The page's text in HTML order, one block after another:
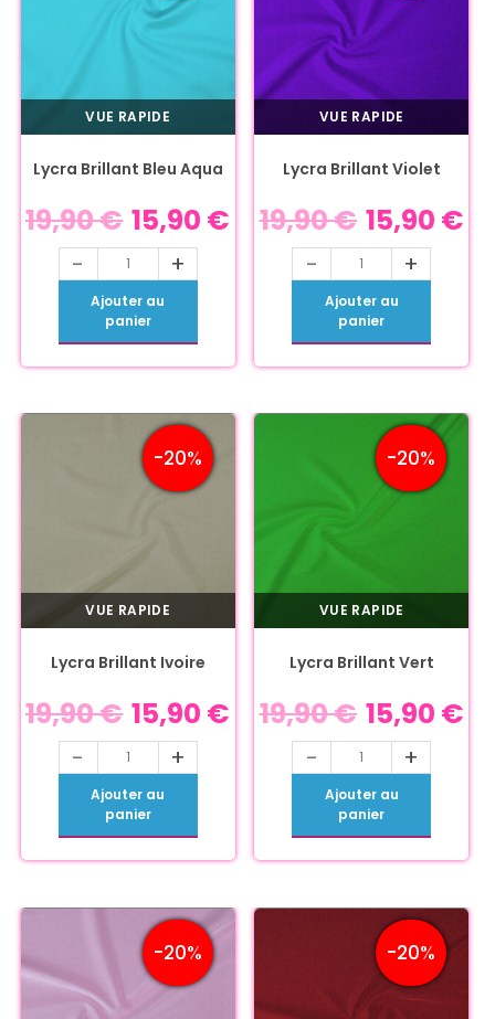
VUE RAPIDE
Lycra Brillant Bleu Aqua
19,90€ 15,90 €
- +
Ajouter au
panier
VUE RAPIDE
Lycra Brillant Violet
19,90€ 15,90 €
- +
Ajouter au
panier
-20%
VUE RAPIDE
Lycra Brillant Ivoire
19,90€ 15,90 €
- +
Ajouter au
panier
-20%
VUE RAPIDE
Lycra Brillant Vert
19,90€ 15,90 €
- +
Ajouter au
panier
-20% -20%